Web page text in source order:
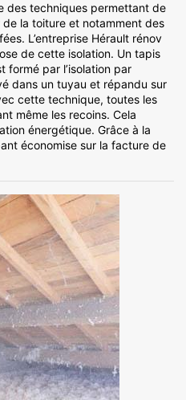
des techniques permettant de
de la toiture et notamment des
L’entreprise Hérault rénov
de cette isolation. Un tapis
formé par l’isolation par
dans un tuyau et répandu sur
cette technique, toutes les
même les recoins. Cela
énergétique. Grâce à la
économise sur la facture de